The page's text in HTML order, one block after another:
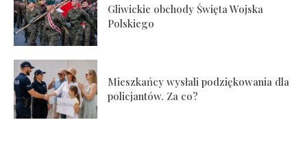
Gliwickie obchody Święta Wojska
Polskiego
Mieszkańcy wysłali podziękowania dla
policjantów. Za co?